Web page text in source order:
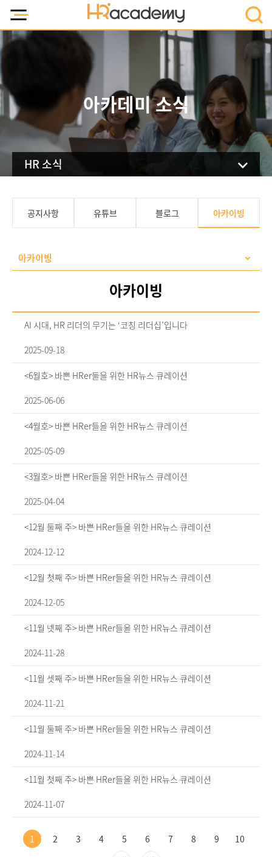
아카데미 소식
HR 소식
공지사항 유튜브 블로그 아카이빙
아카이빙
아카이빙
AI 시대, HR 리더의 무기는 ‘코칭 리더십’입니다
2025-09-18
<6월호> 바쁜 HRer들을 위한 HR뉴스 큐레이션
2025-06-06
<4월호> 바쁜 HRer들을 위한 HR뉴스 큐레이션
2025-05-09
<3월호> 바쁜 HRer들을 위한 HR뉴스 큐레이션
2025-04-04
<12월 둘째 주> 바쁜 HRer들을 위한 HR뉴스 큐레이션
2024-12-12
<12월 첫째 주> 바쁜 HRer들을 위한 HR뉴스 큐레이션
2024-12-05
<11월 넷째 주> 바쁜 HRer들을 위한 HR뉴스 큐레이션
2024-11-28
<11월 셋째 주> 바쁜 HRer들을 위한 HR뉴스 큐레이션
2024-11-21
<11월 둘째 주> 바쁜 HRer들을 위한 HR뉴스 큐레이션
2024-11-14
<11월 첫째 주> 바쁜 HRer들을 위한 HR뉴스 큐레이션
2024-11-07
1 2 3 4 5 6 7 8 9 10